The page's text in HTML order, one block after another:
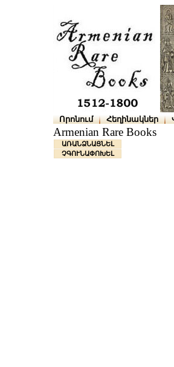
Որոնում Հեղինակներ
Armenian Rare Books
ԱՌԱՆՁՆԱՑՆԵԼ
ՉԳՈՒՆԱՓՈԽԵԼ